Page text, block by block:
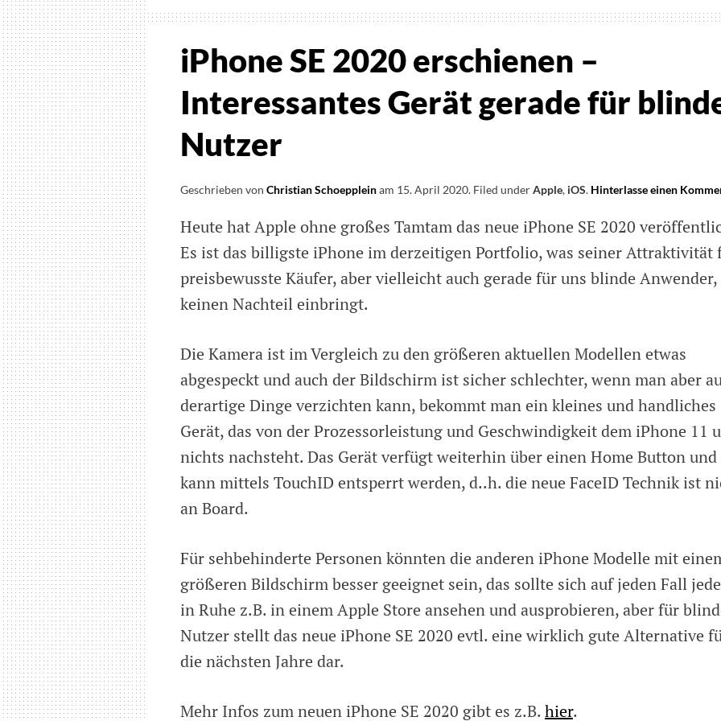
iPhone SE 2020 erschienen –
Interessantes Gerät gerade für
Nutzer
Geschrieben von Christian Schoeppleinam 15. April 2020. Filed underApple, iOS. Hinterlasse einen
Heute hat Apple ohne großes Tamtam das neue iPhone SE 2020
Es ist das billigste iPhone im derzeitigen Portfolio, was seiner Attraktivität
preisbewusste Käufer, aber vielleicht auch gerade für uns blinde Anwender,
keinen Nachteil einbringt.
Die Kamera ist im Vergleich zu den größeren aktuellen Modellen etwas
abgespeckt und auch der Bildschirm ist sicher schlechter, wenn man aber
derartige Dinge verzichten kann, bekommt man ein kleines und handliches
Gerät, das von der Prozessorleistung und Geschwindigkeit dem iPhone 11
nichts nachsteht. Das Gerät verfügt weiterhin über einen Home Button und
kann mittels TouchID entsperrt werden, d..h. die neue FaceID Technik ist
an Board.
Für sehbehinderte Personen könnten die anderen iPhone Modelle mit
größeren Bildschirm besser geeignet sein, das sollte sich auf jeden Fall
in Ruhe z.B. in einem Apple Store ansehen und ausprobieren, aber für
Nutzer stellt das neue iPhone SE 2020 evtl. eine wirklich gute Alternative
die nächsten Jahre dar.
Mehr Infos zum neuen iPhone SE 2020 gibt es z.B. hier.